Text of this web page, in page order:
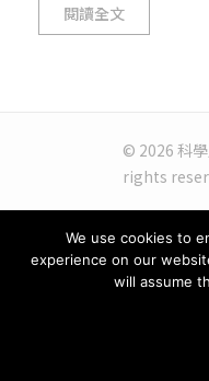
閱讀全文
© 2026 科
rights
We use cookies to
experience on our
will assume